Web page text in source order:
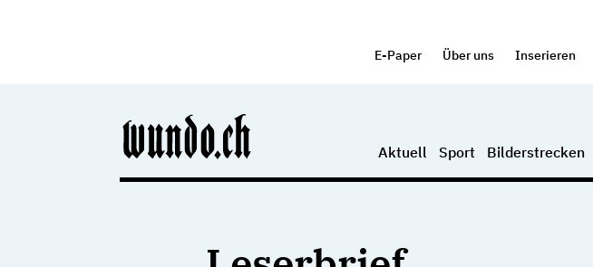
E-Paper Über uns Inserieren
Aktuell Sport Bilderstrecken